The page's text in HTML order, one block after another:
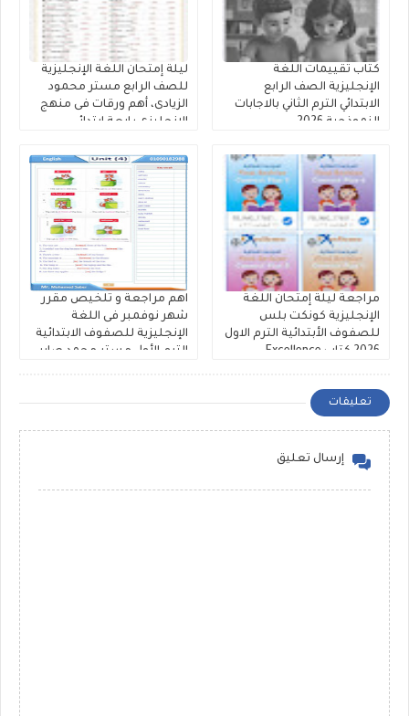
كتاب تقييمات اللغة
الإنجليزية الصف الرابع
الابتدائي الترم الثاني بالاجابات
النموذجية 2026
ليلة إمتحان اللغة الإنجليزية
للصف الرابع مستر محمود
الزيادى، أهم ورقات فى منهج
الانجليزى رابعة ابتدائي
مراجعة ليلة إمتحان اللغة
الإنجليزية كونكت بلس
للصفوف الأبتدائية الترم الاول
2026 كتاب Excellence
اهم مراجعة و تلخيص مقرر
شهر نوفمبر فى اللغة
الإنجليزية للصفوف الابتدائية
الترم الأول مستر محمد صابر
تعليقات
إرسال تعليق